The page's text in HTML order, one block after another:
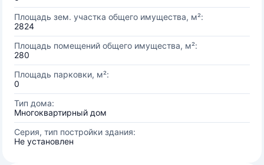
Площадь зем. участка общего имущества, м²:
2824
Площадь помещений общего имущества, м²:
280
Площадь парковки, м²:
0
Тип дома:
Многоквартирный дом
Серия, тип постройки здания:
Не установлен